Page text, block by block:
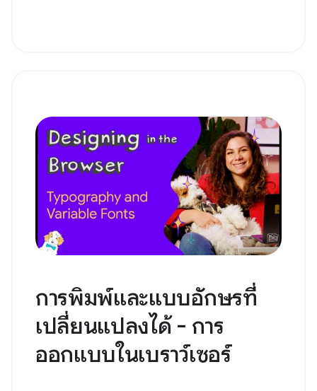
การพิมพ์และแบบอักษรที่
เปลี่ยนแปลงได้ - การ
ออกแบบในเบราว์เซอร์